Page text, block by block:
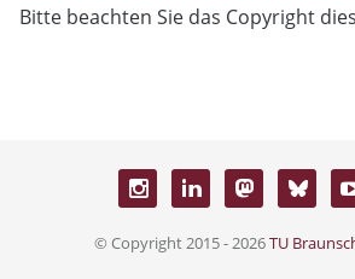
Bitte beachten Sie das Copyright
© Copyright 2015 - 2026TU